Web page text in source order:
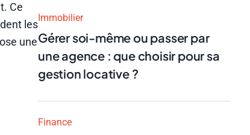
Ce
les
une
Immobilier
Gérer soi-même ou passer par
une agence : que choisir pour sa
gestion locative ?
Finance